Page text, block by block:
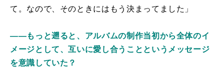
て。なので、そのときにはもう決まってました」
――もっと遡ると、アルバムの制作当初から全体のイ
メージとして、互いに愛し合うことというメッセージ
を意識していた？